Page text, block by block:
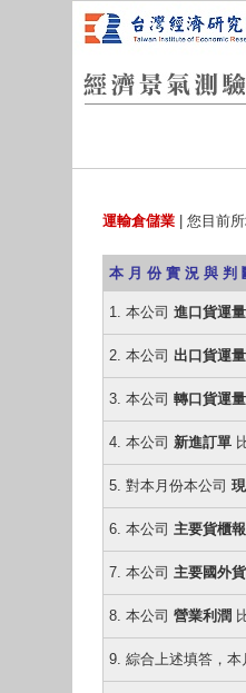
運輸倉儲業 | 您目前
本 月 份 實 況 與 判
1. 本公司 進口貨運
2. 本公司 出口貨運量
3. 本公司 轉口貨運量
4. 本公司 新進訂單
5. 對本月份本公司
6. 本公司 主要貨櫃
7. 本公司 主要國外
8. 本公司 營業利潤
9. 綜合上述填答，本